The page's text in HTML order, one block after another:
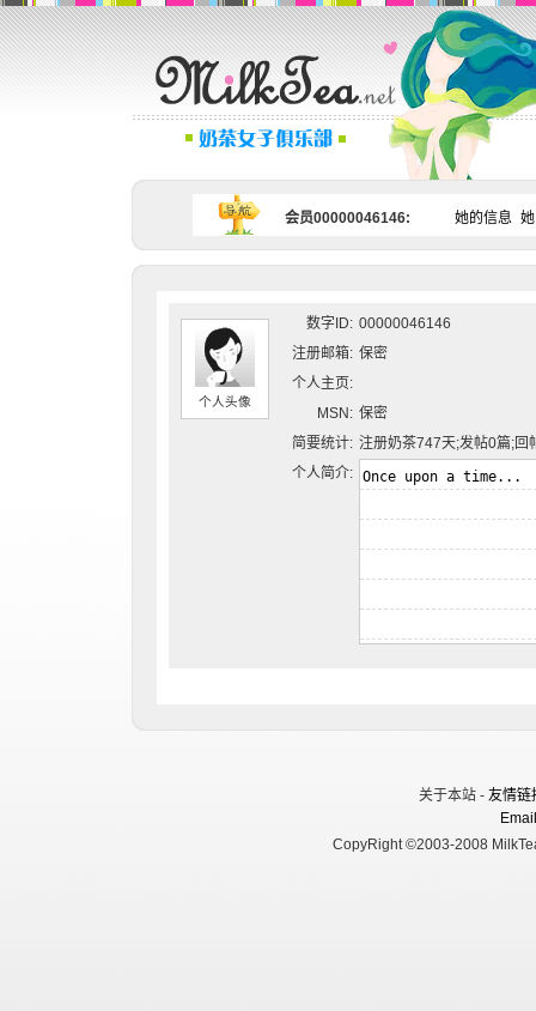
会员00000046146: 她的信息
个人头像
数字ID: 00000046146
注册邮箱: 保密
个人主页:
MSN: 保密
简要统计: 注册奶茶747天;发帖0篇;回
个人简介:
关于本站 - 友情链
CopyRight ©2003-2008